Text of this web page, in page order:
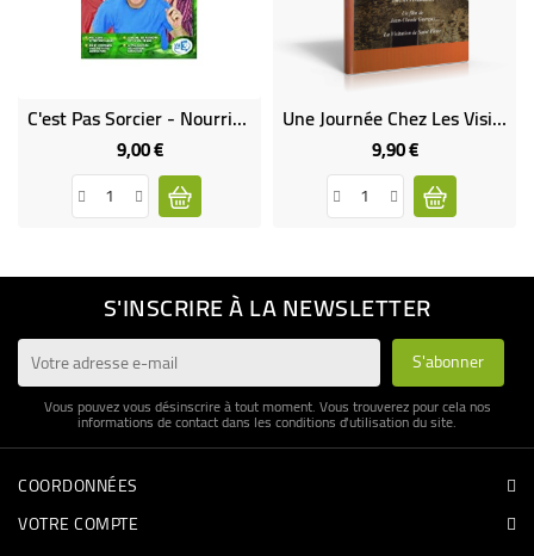
C'est Pas Sorcier - Nourrir La Planète
9,00 €Prix
Une Journée Chez Les Visitandines De Saint-Flour
9,90 €Prix
S'INSCRIRE À LA NEWSLETTER
Vous pouvez vous désinscrire à tout moment. Vous trouverez pour cela nos
informations de contact dans les conditions d'utilisation du site.
COORDONNÉES
VOTRE COMPTE